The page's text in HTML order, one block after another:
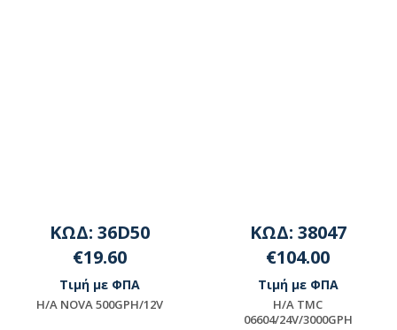
ΚΩΔ: 36D50
€19.60
Τιμή με ΦΠΑ
H/A NOVA 500GPH/12V
ΚΩΔ: 38047
€104.00
Τιμή με ΦΠΑ
H/A TMC
06604/24V/3000GPH